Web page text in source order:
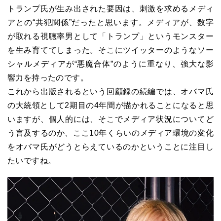
トランプ氏が生み出された要因は、刺激を求めるメディ
アとの“共犯関係”だったと思います。メディアが、数字
が取れる視聴率男として「トランプ」というモンスター
を生み育ててしまった。そこにツイッターのようなソー
シャルメディアが“悪魔合体”のように重なり、強大な影
響力を持ったのです。
これから出版されるという回顧録の続編では、オバマ氏
の大統領として2期目の4年間が描かれることになると思
いますが、個人的には、そこでメディア状況についてど
う言及するのか、ここ10年くらいのメディア環境の変化
をオバマ氏がどうとらえているのかということに注目し
たいですね。